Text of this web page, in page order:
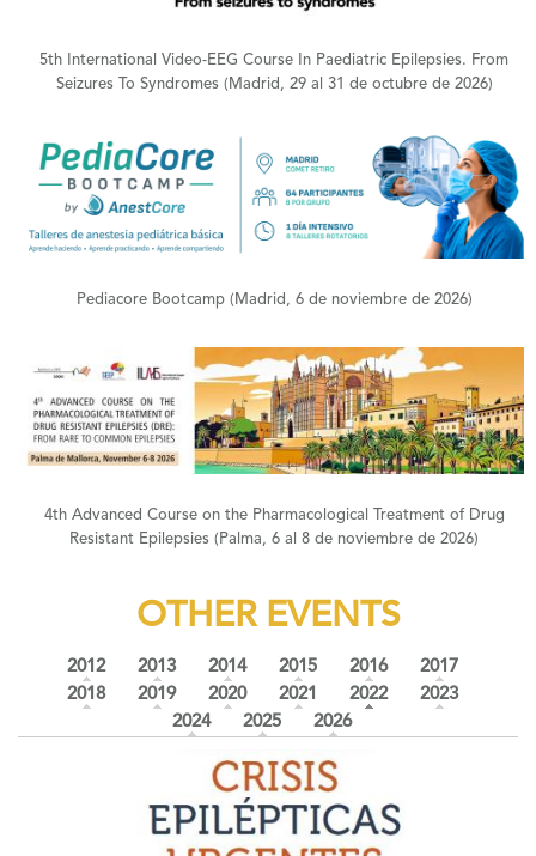
5th International Video-EEG Course In Paediatric Epilepsies. From
Seizures To Syndromes (Madrid, 29 al 31 de octubre de 2026)
+
Pediacore Bootcamp (Madrid, 6 de noviembre de 2026)
+
4th Advanced Course on the Pharmacological Treatment of Drug
Resistant Epilepsies (Palma, 6 al 8 de noviembre de 2026)
OTHER EVENTS
2012 2013 2014 2015 2016
2017
2018
2019 2020 2021 2022(active tab)
2023
2024
2025 2026
+